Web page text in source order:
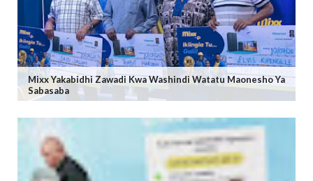
Mixx Yakabidhi Zawadi Kwa Washindi Watatu Maonesho Ya
Sabasaba